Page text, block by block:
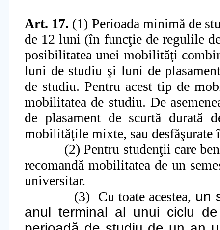
Art. 17. (1) Perioada minimă de
de 12 luni (în funcţie de regulile
posibilitatea unei mobilităţi
luni de studiu şi luni de
de studiu. Pentru acest tip de
mobilitatea de studiu. De
de plasament de scurtă durată
mobilităţile mixte, sau
(2) Pentru studenţii care
recomandă mobilitatea de un
universitar.
(3)
Cu toate acestea, un
anul terminal al unui ciclu